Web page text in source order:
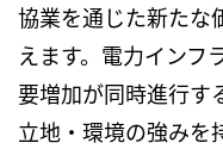
協業を通じた新たな
えます。電力インフ
要増加が同時進行す
立地・環境の強みを